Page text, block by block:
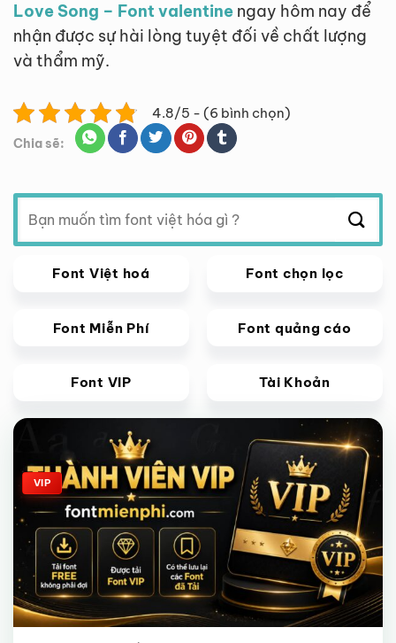
Love Song – Font valentine ngay hôm nay để
nhận được sự hài lòng tuyệt đối về chất lượng
và thẩm mỹ.
4.8/5 - (6 bình chọn)
Chia sẽ:
Tìm
kiếm:
Font Việt hoá Font chọn lọc
Font Miễn Phí Font quảng cáo
Font VIP Tài Khoản
Giảm giá!
VIP